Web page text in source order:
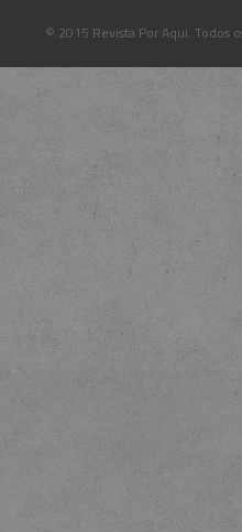
© 2015 Revista Por Aqui. Todos